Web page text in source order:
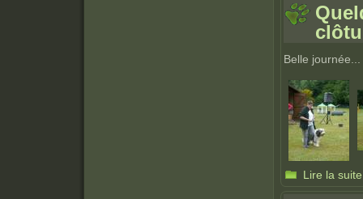
Belle
Lire la suite